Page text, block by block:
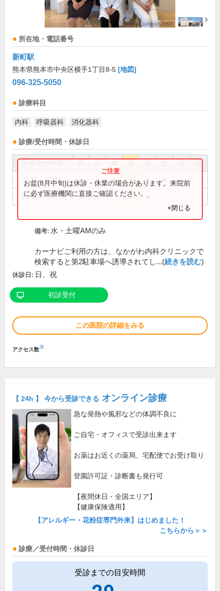
所在地・電話番号
新町駅
熊本県熊本市中央区横手1丁目8-5 [地図]
096-325-5050
診療科目
内科 呼吸器科 消化器科
診療/受付時間・休診日
祝
9:00～12:00 ● ● ● ● ●
14:00～17:00 ● ● ●
お盆(8月中旬)は休診・休業の場合があります。来院前
に必ず医療機関に直接ご確認ください。
×閉じる
備考: 水・土曜AMのみ
カーナビご利用の方は、なかがわ内科クリニックで
検索すると第2駐車場へ誘導されてし...(続きを読む)
休診日: 日、祝
初診受付
この医院の詳細をみる
アクセス数※
【 24h 】 今から受診できる オンライン診療
急な発熱や風邪などの体調不良に
ご自宅・オフィスで受診出来ます
お薬はお近くの薬局、宅配便でお受け取り
登園許可証・診断書も発行可
【夜間休日・全国エリア】
【健康保険適用】
【アレルギー・花粉症専門外来】はじめました！
こちらから＞＞
診療／受付時間・休診日
受診までの目安時間